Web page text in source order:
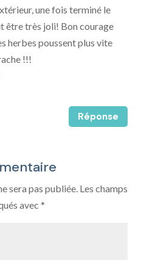
une fois terminé le
être très joli! Bon courage
herbes poussent plus vite
!!!
Réponse
sera pas publiée. Les champs
avec *